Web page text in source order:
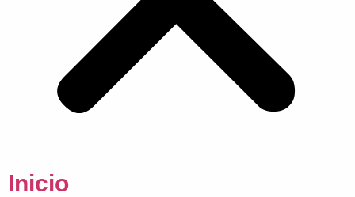
Inicio